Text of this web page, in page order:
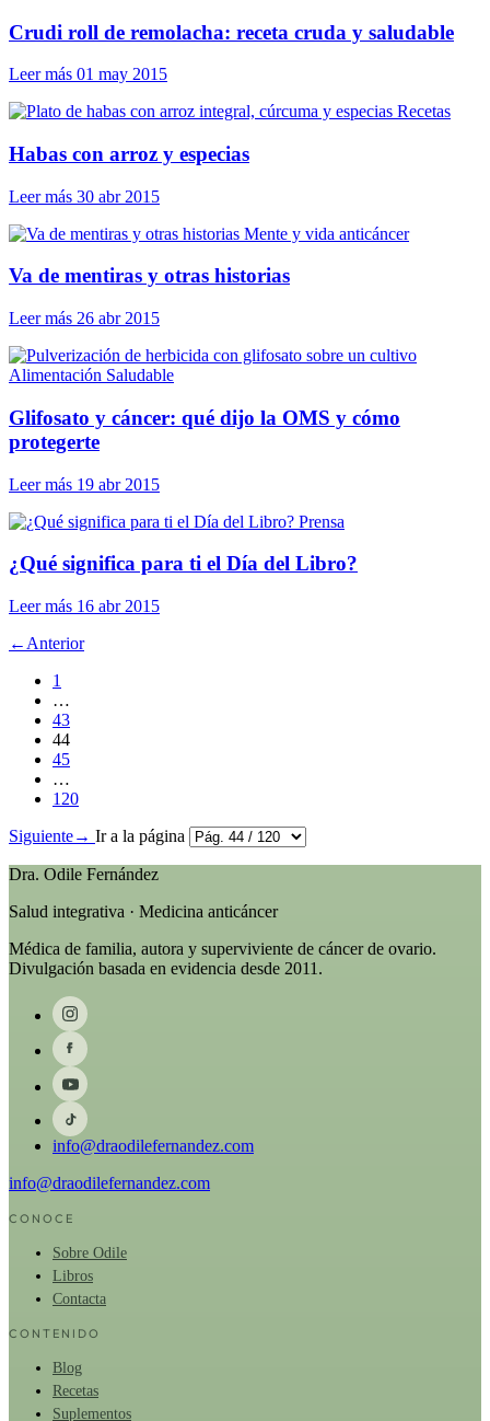
Crudi roll de remolacha: receta cruda y saludable
Leer más 01 may 2015
Recetas
Habas con arroz y especias
Leer más 30 abr 2015
Mente y vida anticáncer
Va de mentiras y otras historias
Leer más 26 abr 2015
Alimentación Saludable
Glifosato y cáncer: qué dijo la OMS y cómo
protegerte
Leer más 19 abr 2015
Prensa
¿Qué significa para ti el Día del Libro?
Leer más 16 abr 2015
← Anterior
1
…
43
44
45
…
120
Siguiente→ Ir a la página
Dra. Odile Fernández
Salud integrativa · Medicina anticáncer
Médica de familia, autora y superviviente de cáncer de ovario.
Divulgación basada en evidencia desde 2011.
info@draodilefernandez.com
info@draodilefernandez.com
CONOCE
Sobre Odile
Libros
Contacta
CONTENIDO
Blog
Recetas
Suplementos